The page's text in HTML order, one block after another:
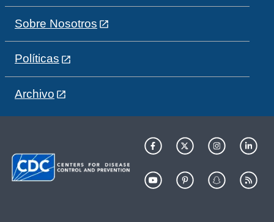
Sobre Nosotros
Políticas
Archivo